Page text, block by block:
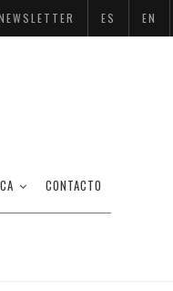
ES EN
CONTACTO